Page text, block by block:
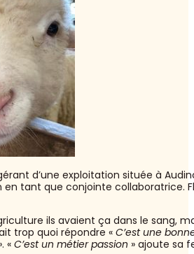
d’une exploitation située à
en tant que conjointe collaboratrice.
ils avaient ça dans le sang,
trop quoi répondre « C’est une
« C’est un métier passion » ajoute sa